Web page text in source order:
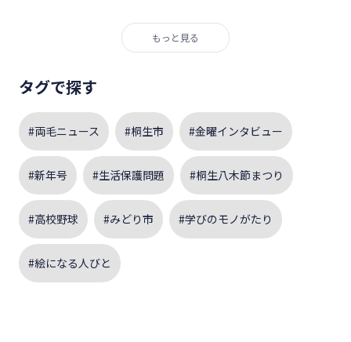
もっと見る
タグで探す
#両毛ニュース #桐生市 #金曜インタビュー
#新年号 #生活保護問題 #桐生八木節まつり
#高校野球 #みどり市 #学びのモノがたり
#絵になる人びと